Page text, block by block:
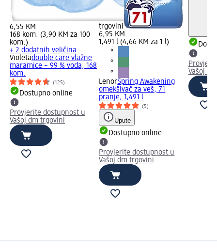
6,55 KM
168 kom. (3,90 KM za 100
kom.)
+ 2 dodatnih veličina
Violetadouble care vlažne
maramice – 99 % voda, 168
kom.
(125)
Dostupno online
Provjerite dostupnost u
Vašoj dm trgovini
trgovini
6,95 KM
1,491 l (4,66 KM za 1 l)
LenorSpring Awakening
omekšivač za veš, 71
pranje, 1,491 l
(5)
Upute
Dostupno online
Provjerite dostupnost u
Vašoj dm trgovini
Vašoj